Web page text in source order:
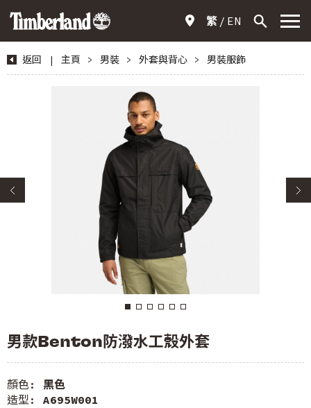
繁 EN
返回 | 主頁 > 男裝 > 外套與背心 > 男裝服飾
男款Benton防潑水工殼外套
顏色: 黑色
造型: A695W001